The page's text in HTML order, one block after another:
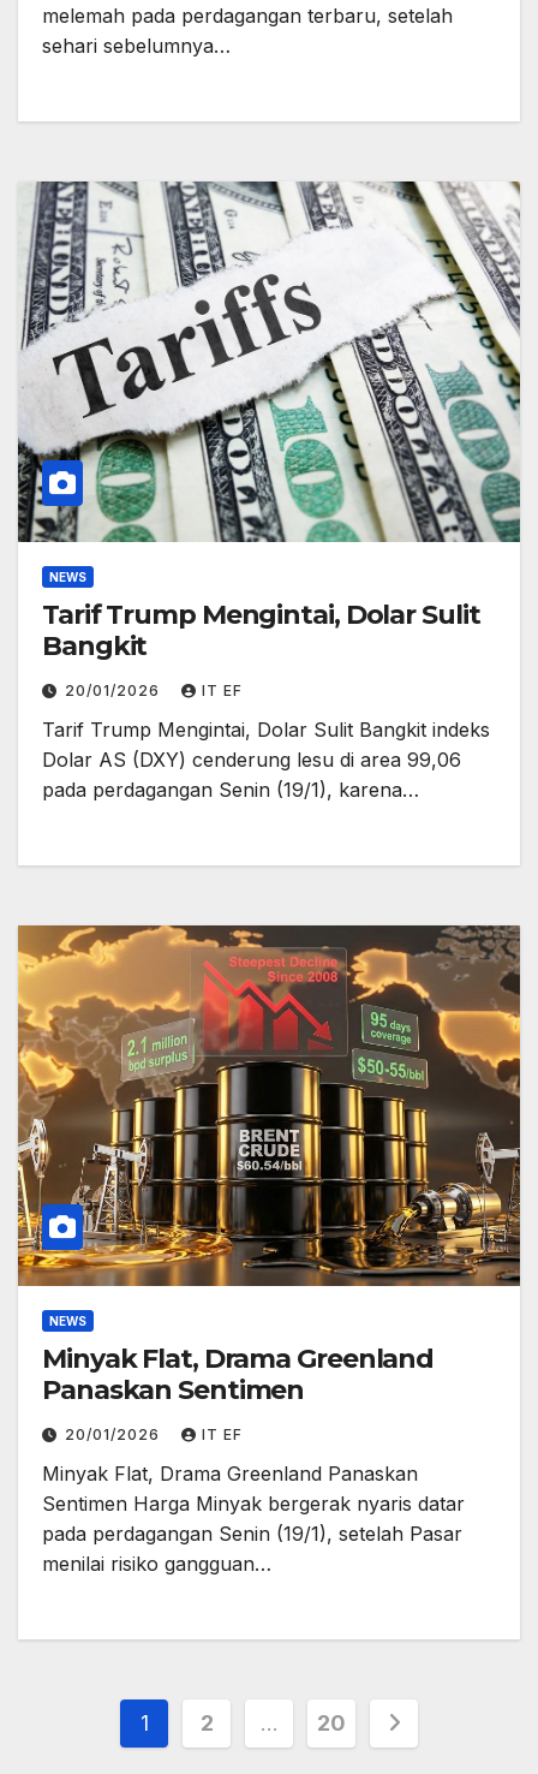
melemah pada perdagangan terbaru, setelah
sehari sebelumnya…
NEWS
Tarif Trump Mengintai, Dolar Sulit
Bangkit
20/01/2026 IT EF
Tarif Trump Mengintai, Dolar Sulit Bangkit indeks
Dolar AS (DXY) cenderung lesu di area 99,06
pada perdagangan Senin (19/1), karena…
NEWS
Minyak Flat, Drama Greenland
Panaskan Sentimen
20/01/2026 IT EF
Minyak Flat, Drama Greenland Panaskan
Sentimen Harga Minyak bergerak nyaris datar
pada perdagangan Senin (19/1), setelah Pasar
menilai risiko gangguan…
Posts
pagination
1 2 … 20